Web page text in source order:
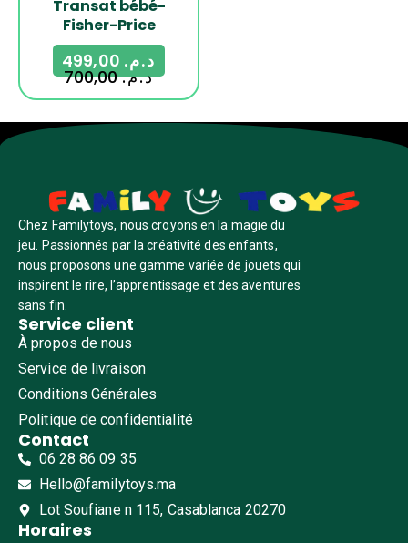
Transat bébé-
Fisher-Price
د.م.700,00
د.م.
Chez Familytoys, nous croyons en la magie du
jeu. Passionnés par la créativité des enfants,
nous proposons une gamme variée de jouets qui
inspirent le rire, l’apprentissage et des aventures
sans fin.
Service client
À propos de nous
Service de livraison
Conditions Générales
Politique de confidentialité
Contact
06 28 86 09 35
Hello@familytoys.ma
Lot Soufiane n 115, Casablanca 20270
Horaires